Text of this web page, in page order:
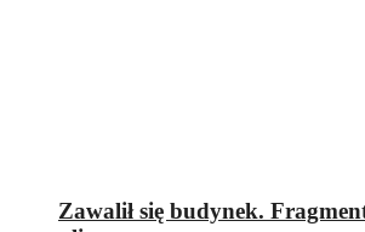
Zawalił się budynek.